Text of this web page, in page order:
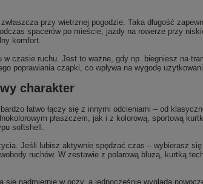
przy wietrznej pogodzie. Taka długość
spacerów po mieście, jazdy na rowerze przy
komfort.
czasie ruchu. Jest to ważne, gdy np. biegniesz na
poprawiania czapki, co wpływa na wygodę
charakter
łatwo łączy się z innymi odcieniami – od
płaszczem, jak i z kolorową, sportową
softshell.
Jeśli lubisz aktywnie spędzać czas – wybierasz
ruchów. W zestawie z polarową bluzą, kurtką
nadmiernie w oczy, a jednocześnie wygląda